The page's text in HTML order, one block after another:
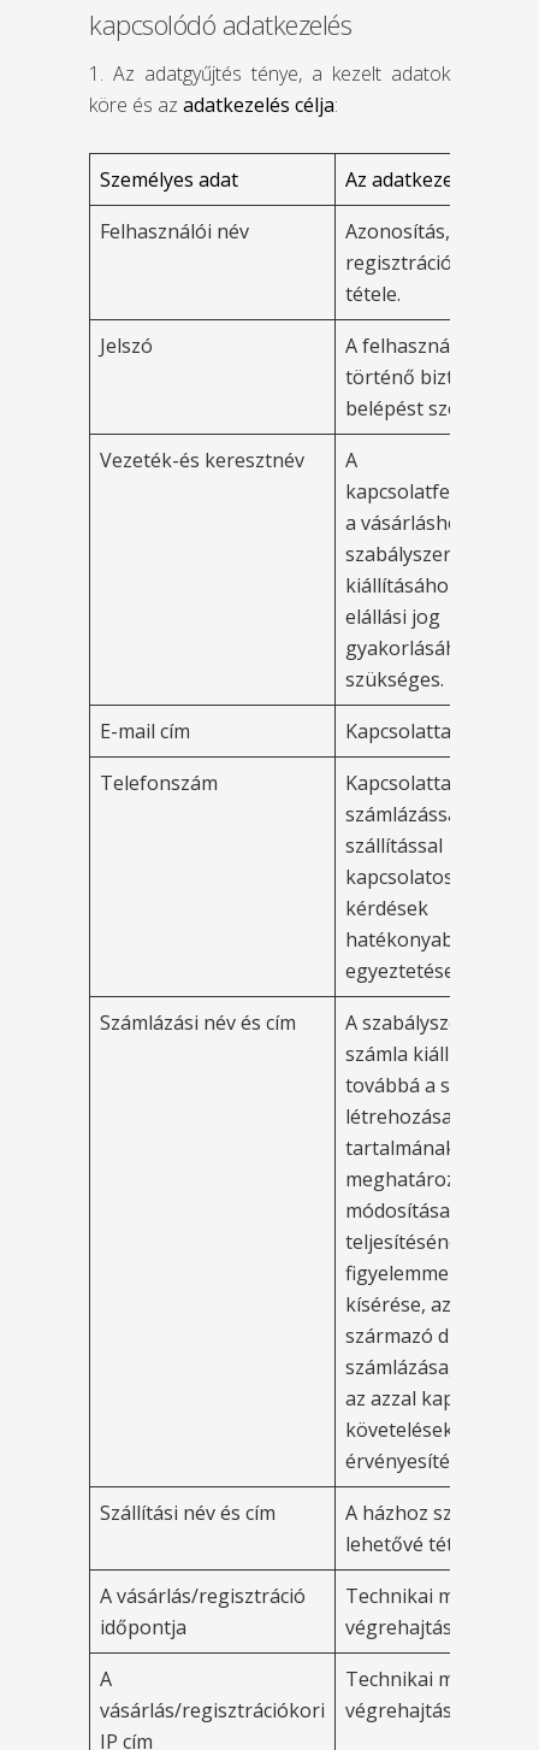
kapcsolódó adatkezelés
1. Az adatgyűjtés ténye, a kezelt adatok
köre és az adatkezelés célja:
Személyes adat
Az adatkezelés célja
Felhasználói név
Azonosítás, a
regisztráció lehetővé
tétele.
Jelszó
A felhasználói fiókba
történő biztonságos
belépést szolgálja.
Vezeték-és keresztnév
A
kapcsolatfelvételhez,
a vásárláshoz, a
szabályszerű számla
kiállításához, az
elállási jog
gyakorlásához
szükséges.
E-mail cím
Kapcsolattartás.
Telefonszám
Kapcsolattartás, a
számlázással, vagy a
szállítással
kapcsolatos
kérdések
hatékonyabb
egyeztetése.
Számlázási név és cím
A szabályszerű
számla kiállítása,
továbbá a szerződés
létrehozása,
tartalmának
meghatározása,
módosítása,
teljesítésének
figyelemmel
kísérése, az abból
származó díjak
számlázása, valamint
az azzal kapcsolatos
követelések
érvényesítése.
Szállítási név és cím
A házhoz szállítás
lehetővé tétele.
A vásárlás/regisztráció
időpontja
Technikai művelet
végrehajtása.
A
vásárlás/regisztrációkori
IP cím
Technikai művelet
végrehajtása.